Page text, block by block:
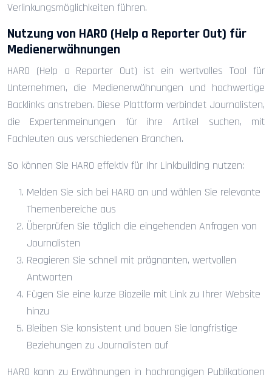
Verlinkungsmöglichkeiten führen.
Nutzung von HARO (Help a Reporter Out) für
Medienerwähnungen
HARO (Help a Reporter Out) ist ein wertvolles Tool für
Unternehmen, die Medienerwähnungen und hochwertige
Backlinks anstreben. Diese Plattform verbindet Journalisten,
die Expertenmeinungen für ihre Artikel suchen, mit
Fachleuten aus verschiedenen Branchen.
So können Sie HARO effektiv für Ihr Linkbuilding nutzen:
Melden Sie sich bei HARO an und wählen Sie relevante
Themenbereiche aus
Überprüfen Sie täglich die eingehenden Anfragen von
Journalisten
Reagieren Sie schnell mit prägnanten, wertvollen
Antworten
Fügen Sie eine kurze Biozeile mit Link zu Ihrer Website
hinzu
Bleiben Sie konsistent und bauen Sie langfristige
Beziehungen zu Journalisten auf
HARO kann zu Erwähnungen in hochrangigen Publikationen